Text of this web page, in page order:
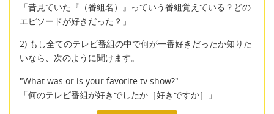
「昔見ていた『（番組名）』っていう番組覚えている？どの
エピソードが好きだった？」
2) もし全てのテレビ番組の中で何が一番好きだったか知りた
いなら、次のように聞けます。
"What was or is your favorite tv show?"
「何のテレビ番組が好きでしたか［好きですか］」